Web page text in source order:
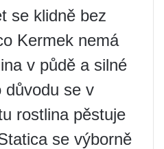
se klidně bez
Kermek nemá
v půdě a silné
důvodu se v
rostlina pěstuje
se výborně